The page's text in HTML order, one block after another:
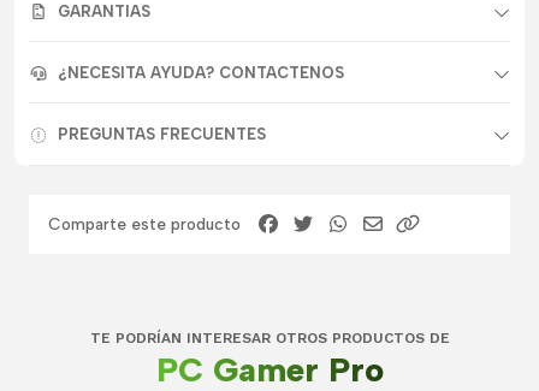
GARANTIAS
¿NECESITA AYUDA? CONTACTENOS
PREGUNTAS FRECUENTES
Comparte este producto
TE PODRÍAN INTERESAR OTROS PRODUCTOS DE
PC Gamer Pro